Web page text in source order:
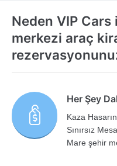
Neden VIP
merkezi araç
Her Şey
Kaza
Sınırsız
Mare şehir